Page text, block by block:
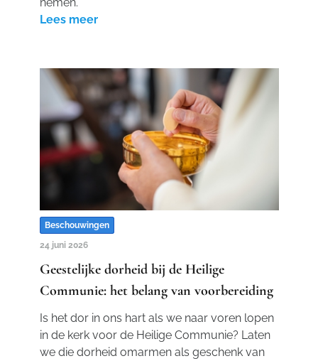
Lees meer
Beschouwingen
24 juni 2026
Geestelijke dorheid bij de Heilige
Communie: het belang van voorbereiding
Is het dor in ons hart als we naar voren lopen
in de kerk voor de Heilige Communie? Laten
we die dorheid omarmen als geschenk van